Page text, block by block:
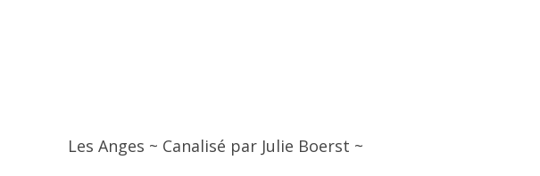
Les Anges ~ Canalisé par Julie Boerst ~